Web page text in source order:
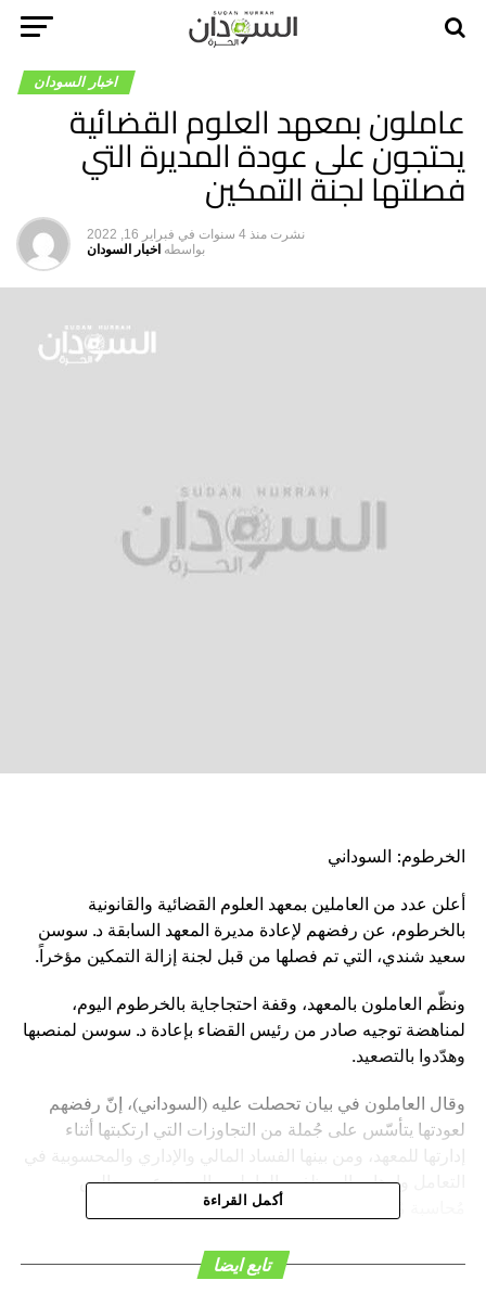
اخبار السودان
عاملون بمعهد العلوم القضائية
يحتجون على عودة المديرة التي
فصلتها لجنة التمكين
نشرت منذ 4 سنوات في فبراير 16, 2022
بواسطه اخبار السودان
الخرطوم: السوداني
أعلن عدد من العاملين بمعهد العلوم القضائية والقانونية
بالخرطوم، عن رفضهم لإعادة مديرة المعهد السابقة د. سوسن
سعيد شندي، التي تم فصلها من قبل لجنة إزالة التمكين مؤخراً.
ونظّم العاملون بالمعهد، وقفة احتجاجاية بالخرطوم اليوم،
لمناهضة توجيه صادر من رئيس القضاء بإعادة د. سوسن لمنصبها
وهدّدوا بالتصعيد.
وقال العاملون في بيان تحصلت عليه (السوداني)، إنّ رفضهم
لعودتها يتأسّس على جُملة من التجاوزات التي ارتكبتها أثناء
إدارتها للمعهد، ومن بينها الفساد المالي والإداري والمحسوبية في
التعامل وإرهاب الموظفين العاملين بالمعهد عبر مجالس
مُحاسبة مُتكرِّرة وتهديد بالفصل.
وَأَكّدَ البيان تضامُن العاملين مع مُكتسبات ثورة ديسمبر.
أكمل القراءة
تابع ايضا